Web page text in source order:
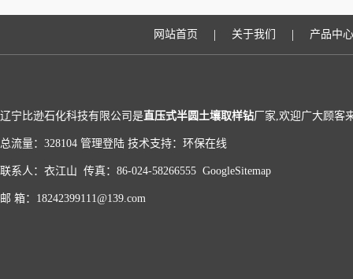
网站首页 | 关于我们 | 产品中心
辽宁比逊石化科技有限公司是直压式半圆土壤取样钻厂家,欢迎广大顾客
总流量：328104 管理登陆 技术支持： 环保在线
联系人：衣江山 传真：86-024-58266555 GoogleSitemap
邮 箱：18242399111@139.com